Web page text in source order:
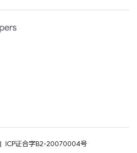
ICP证合字B2-20070004号